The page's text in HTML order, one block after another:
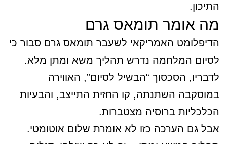
התיכון.
מה אומר תומאס גרם
הדיפלומט האמריקאי לשעבר תומאס גרם סבור כי
לסיום המלחמה נדרש תהליך משא ומתן מלא.
לדבריו, הסכסוך “הבשיל לסיום”, האווירה
במוסקבה השתנתה, קו החזית התייצב, והבעיות
הכלכליות ברוסיה מצטברות.
אבל גם הערכה כזו לא אומרת שלום אוטומטי.